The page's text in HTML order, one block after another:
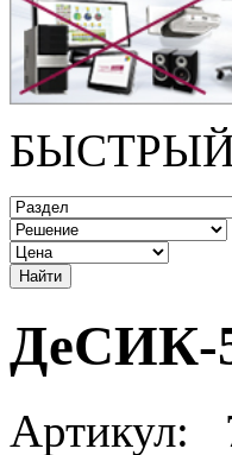
ДеСИК-
Артикул: